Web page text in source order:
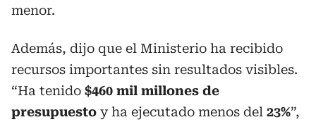
menor.
Además, dijo que el Ministerio ha recibido
recursos importantes sin resultados visibles.
“Ha tenido $460 mil millones de
presupuesto y ha ejecutado menos del 23%”,